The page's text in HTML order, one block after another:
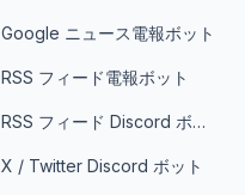
Google ニュース電報ボット
RSS フィード電報ボット
RSS フィード Discord ボット
X / Twitter Discord ボット